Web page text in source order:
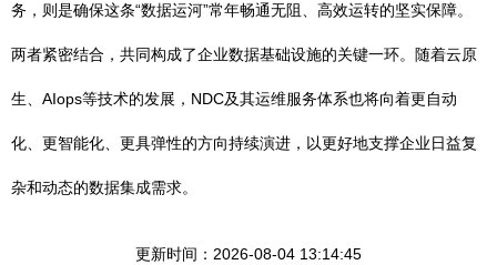
务，则是确保这条“数据运河”常年畅通无阻、高效运转的坚实保障。
两者紧密结合，共同构成了企业数据基础设施的关键一环。随着云原
生、AIops等技术的发展，NDC及其运维服务体系也将向着更自动
化、更智能化、更具弹性的方向持续演进，以更好地支撑企业日益复
杂和动态的数据集成需求。
更新时间：2026-08-04 13:14:45